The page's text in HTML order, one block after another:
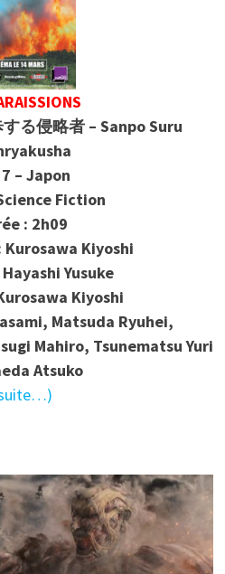
る侵略者 – Sanpo Suru
– Japon
Fiction
: 2h09
Kiyoshi
Yusuke
Kiyoshi
Matsuda Ryuhei,
Mahiro, Tsunematsu Yuri
Atsuko